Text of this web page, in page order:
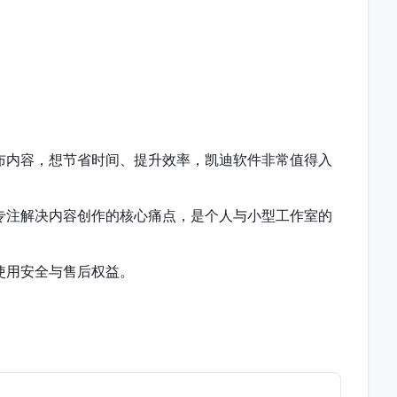
容，想节省时间、提升效率，凯迪软件非常值得入
解决内容创作的核心痛点，是个人与小型工作室的
安全与售后权益。